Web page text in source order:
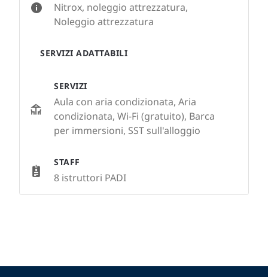
Nitrox, noleggio attrezzatura,
Noleggio attrezzatura
SERVIZI ADATTABILI
SERVIZI
Aula con aria condizionata, Aria
condizionata, Wi-Fi (gratuito), Barca
per immersioni, SST sull'alloggio
STAFF
8 istruttori PADI